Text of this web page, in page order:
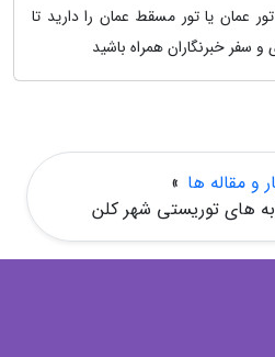
عمان یا تور مسقط عمان را دارید تا
سفر خبرنگاران همراه باشید
و مقاله ها »
های توریستی شهر کلن